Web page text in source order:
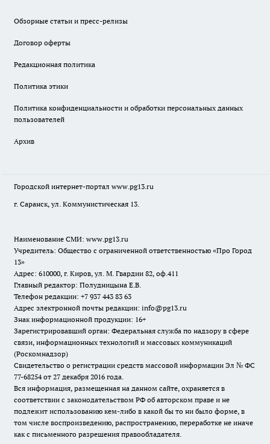
Обзорные статьи и пресс-релизы
Договор оферты
Редакционная политика
Политика этики
Политика конфиденциальности и обработки персональных данных
пользователей
Архив
Городской интернет-портал www.pg13.ru
г. Саранск, ул. Коммунистическая 13.
Наименование СМИ: www.pg13.ru
Учредитель: Общество с ограниченной ответственностью «Про Город
13»
Адрес: 610000, г. Киров, ул. М. Гвардии 82, оф.411
Главный редактор: Полудницына Е.В.
Телефон редакции: +7 937 443 83 63
Адрес электронной почты редакции: info@pg13.ru
Знак информационной продукции: 16+
Зарегистрировавший орган: Федеральная служба по надзору в сфере
связи, информационных технологий и массовых коммуникаций
(Роскомнадзор)
Свидетельство о регистрации средств массовой информации Эл № ФС
77-68254 от 27 декабря 2016 года.
Вся информация, размещенная на данном сайте, охраняется в
соответствии с законодательством РФ об авторском праве и не
подлежит использованию кем-либо в какой бы то ни было форме, в
том числе воспроизведению, распространению, переработке не иначе
как с письменного разрешения правообладателя.